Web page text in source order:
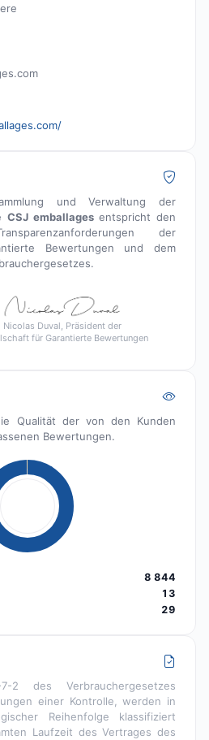
und Verwaltung der
CSJ emballagesentspricht den
der
Bewertungen und dem
Nicolas Duval, Präsident der
für Garantierte Bewertungen
Qualität der von den Kunden
Bewertungen.
8 844
13
29
2 des Verbrauchergesetzes
einer Kontrolle, werden in
Reihenfolge klassifiziert
Laufzeit des Vertrages des